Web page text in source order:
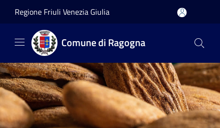
Regione Friuli Venezia Giulia
Comune di Ragogna